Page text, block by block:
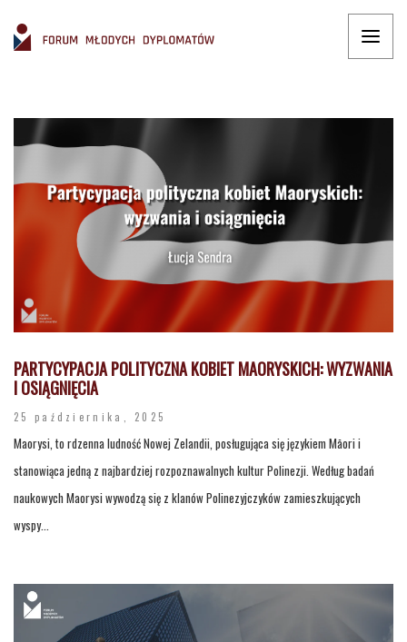
PARTYCYPACJA POLITYCZNA KOBIET MAORYSKICH: WYZWANIA
I OSIĄGNIĘCIA
25 października, 2025
Maorysi, to rdzenna ludność Nowej Zelandii, posługująca się językiem Māori i
stanowiąca jedną z najbardziej rozpoznawalnych kultur Polinezji. Według badań
naukowych Maorysi wywodzą się z klanów Polinezyjczyków zamieszkujących
wyspy...